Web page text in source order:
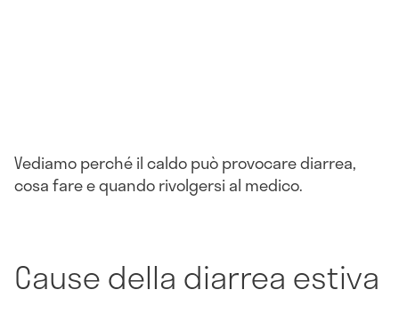
Vediamo perché il caldo può provocare diarrea,
cosa fare e quando rivolgersi al medico.
Cause della diarrea estiva